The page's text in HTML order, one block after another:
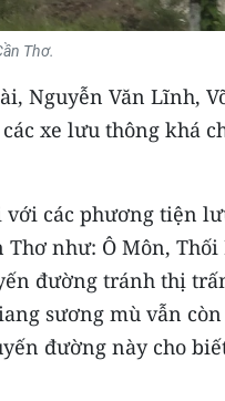
Thơ.
Nguyễn Văn Lĩnh,
xe lưu thông khá
với các phương tiện
như: Ô Môn, Thối
đường tránh thị
sương mù vẫn còn
đường này cho